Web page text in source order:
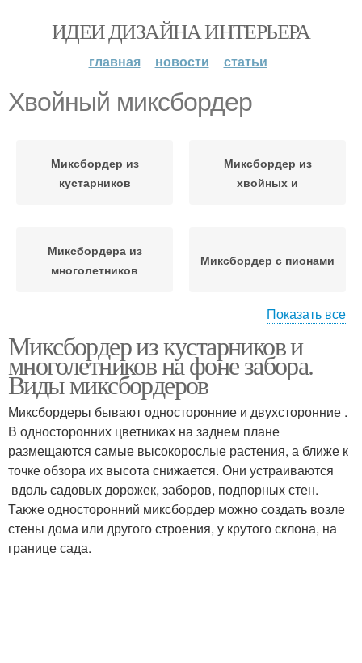
ИДЕИ ДИЗАЙНА ИНТЕРЬЕРА
главная новости статьи
Хвойный миксбордер
Миксбордер из
кустарников
Миксбордер из
хвойных и
Миксбордера из
многолетников
Миксбордер с пионами
Миксбордера с
сиренью
многолетников
Показать все
Миксбордер из кустарников и
многолетников на фоне забора.
Виды миксбордеров
Миксбордеры бывают односторонние и двухсторонние .
В односторонних цветниках на заднем плане
размещаются самые высокорослые растения, а ближе к
точке обзора их высота снижается. Они устраиваются
вдоль садовых дорожек, заборов, подпорных стен.
Также односторонний миксбордер можно создать возле
стены дома или другого строения, у крутого склона, на
границе сада.